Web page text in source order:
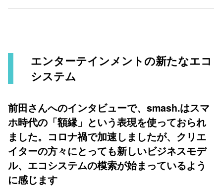
エンターテインメントの新たなエコ
システム
前田さんへのインタビューで、smash.はスマ
ホ時代の「額縁」という表現を使っておられ
ました。コロナ禍で加速しましたが、クリエ
イターの方々にとっても新しいビジネスモデ
ル、エコシステムの模索が始まっているよう
に感じます